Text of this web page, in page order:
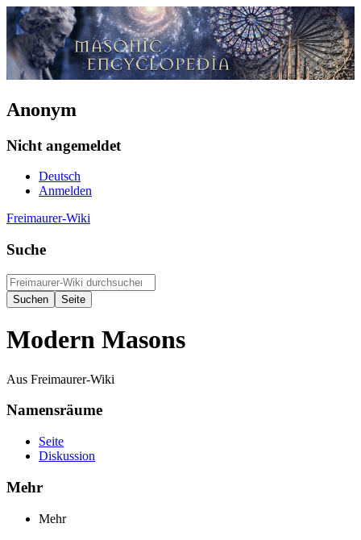
Anonym
Nicht angemeldet
Deutsch
Anmelden
Freimaurer-Wiki
Suche
Modern Masons
Aus Freimaurer-Wiki
Namensräume
Seite
Diskussion
Mehr
Mehr